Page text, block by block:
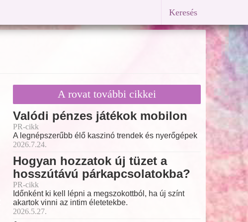
Keresés
A rovat további cikkei
Valódi pénzes játékok mobilon
PR-cikk
A legnépszerűbb élő kaszinó trendek és nyerőgépek
2026.7.24.
Hogyan hozzatok új tüzet a
hosszútávú párkapcsolatokba?
PR-cikk
Időnként ki kell lépni a megszokottból, ha új színt
akartok vinni az intim életetekbe.
2026.5.27.